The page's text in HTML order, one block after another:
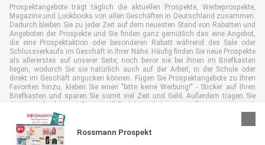
Rossmann Prospekt
Prospektangebote trägt täglich die aktuellen Prospekte, Werbeprospekte,
Magazine und Lookbooks von allen Geschäften in Deutschland zusammen.
Dadurch bleiben Sie zu jeder Zeit auf dem neuesten Stand von Rabatten und
Angeboten der Prospekte und Sie finden ganz gemütlich das eine Angebot,
die eine Prospektaktion oder besonderen Rabatt während des Sale oder
Schlussverkaufs im Geschäft in Ihrer Nähe. Häufig finden Sie neue Prospekte
als allererstes auf unserer Seite, noch bevor sie bei Ihnen im Briefkasten
liegen, wodurch Sie sie natürlich auch auf der Arbeit, in der Schule oder
direkt im Geschäft angucken können. Fügen Sie Prospektangebote zu Ihren
Favoriten hinzu, kleben Sie einen "bitte keine Werbung!" - Sticker auf Ihren
Briefkasten und sparen Sie somit viel Zeit und Geld. Außerdem tragen Sie
damit auch aktiv zur Papiermüll Reduktion bei, was gut für unsere Umwelt